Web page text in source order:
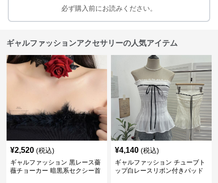
必ず購入前にお読みください。
ギャルファッションアクセサリーの人気アイテム
¥2,520 (税込)
ギャルファッション 黒レース薔
薇チョーカー 暗黒系セクシー首
¥4,140 (税込)
ギャルファッション チューブト
ップ白レースリボン付きパッド